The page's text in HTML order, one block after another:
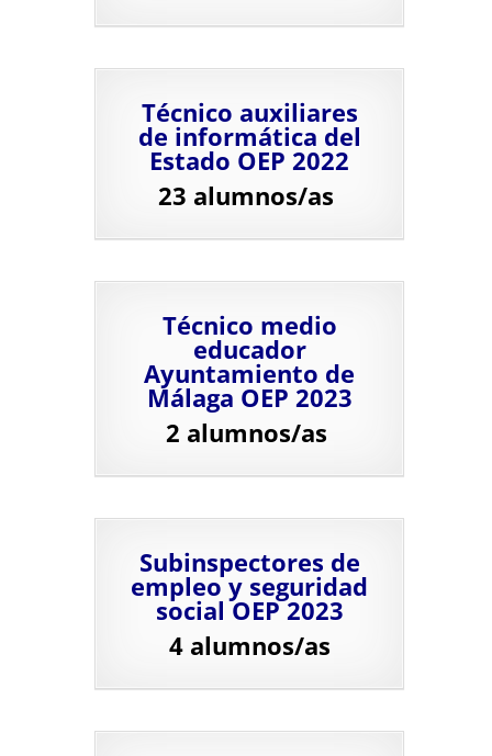
Técnico auxiliares
de informática del
Estado OEP 2022
23 alumnos/as
Técnico medio
educador
Ayuntamiento de
Málaga OEP 2023
2 alumnos/as
Subinspectores de
empleo y seguridad
social OEP 2023
4 alumnos/as